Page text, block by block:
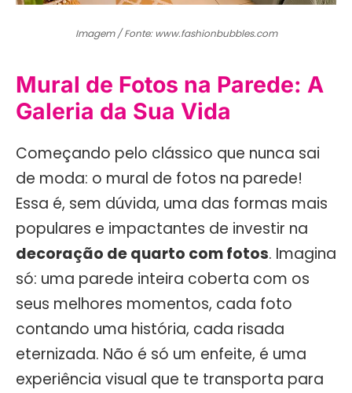
Imagem / Fonte: www.fashionbubbles.com
Mural de Fotos na Parede: A
Galeria da Sua Vida
Começando pelo clássico que nunca sai
de moda: o mural de fotos na parede!
Essa é, sem dúvida, uma das formas mais
populares e impactantes de investir na
decoração de quarto com fotos. Imagina
só: uma parede inteira coberta com os
seus melhores momentos, cada foto
contando uma história, cada risada
eternizada. Não é só um enfeite, é uma
experiência visual que te transporta para